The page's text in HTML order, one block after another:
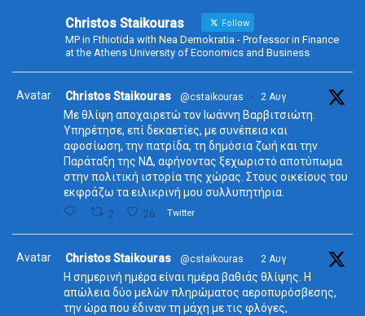
Christos Staikouras Follow
MP in Fthiotida with Nea Demokratia - Professor in Finance
at the Athens University of Economics and Business
Avatar Christos Staikouras @cstaikouras · 2 Αυγ
Με θλίψη αποχαιρετώ τον Ιωάννη Βαρβιτσιώτη.
Υπηρέτησε, επί δεκαετίες, με συνέπεια και
αφοσίωση, την πατρίδα, τη δημόσια ζωή και την
Παράταξη της ΝΔ, αφήνοντας ξεχωριστό αποτύπωμα
στην πολιτική ιστορία της χώρας. Στους οικείους του
εκφράζω τα ειλικρινή μου συλλυπητήρια.
2 26 Twitter
Avatar Christos Staikouras @cstaikouras · 2 Αυγ
Η σημερινή ημέρα είναι ημέρα βαθιάς θλίψης. Η
απώλεια δύο μελών πληρώματος αεροπυρόσβεσης,
την ώρα που έδιναν τη μάχη με τις φλόγες,